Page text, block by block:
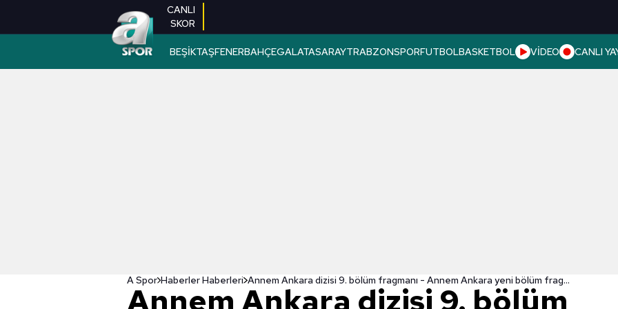
CANLI
SKOR
BEŞİKTAŞFENERBAHÇEGALATASARAYTRABZONSPORFUTBOLBASKETBOL VİDEO CANLI
A Spor Haberler Haberleri Annem Ankara dizisi 9. bölüm fragmanı - Annem Ankara yeni bölüm fragmanı izle full
Annem Ankara dizisi 9. bölüm